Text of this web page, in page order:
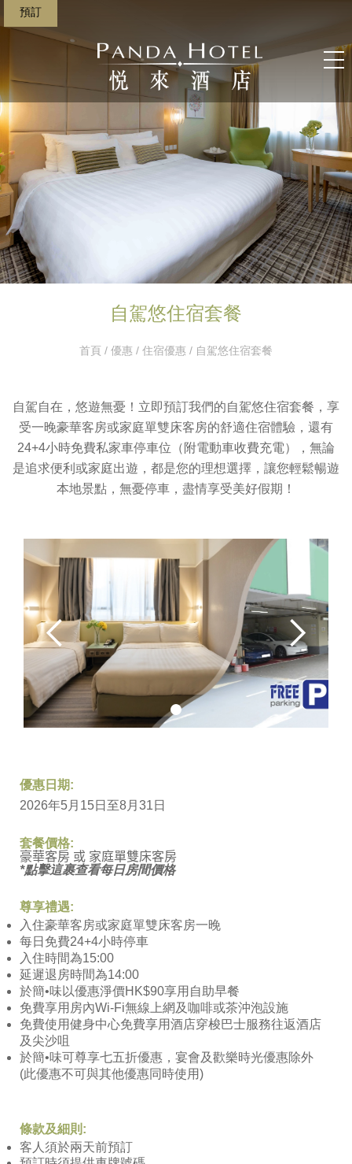
預訂
自駕悠住宿套餐
首頁 / 優惠 / 住宿優惠 / 自駕悠住宿套餐
自駕自在，悠遊無憂！立即預訂我們的自駕悠住宿套餐，享
受一晚豪華客房或家庭單雙床客房的舒適住宿體驗，還有
24+4小時免費私家車停車位（附電動車收費充電），無論
是追求便利或家庭出遊，都是您的理想選擇，讓您輕鬆暢遊
本地景點，無憂停車，盡情享受美好假期！
優惠日期:
2026年5月15日至8月31日
套餐價格:
豪華客房 或 家庭單雙床客房
*點擊這裹查看每日房間價格
尊享禮遇:
入住豪華客房或家庭單雙床客房一晚
每日免費24+4小時停車
入住時間為15:00
延遲退房時間為14:00
於簡•味以優惠淨價HK$90享用自助早餐
免費享用房內Wi-Fi無線上網及咖啡或茶沖泡設施
免費使用健身中心免費享用酒店穿梭巴士服務往返酒店
及尖沙咀
於簡•味可尊享七五折優惠，宴會及歡樂時光優惠除外
(此優惠不可與其他優惠同時使用)
條款及細則:
客人須於兩天前預訂